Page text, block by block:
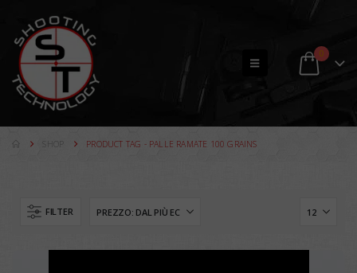
0
PRODUCT TAG - PALLE RAMATE 100 GRAINS
FILTER